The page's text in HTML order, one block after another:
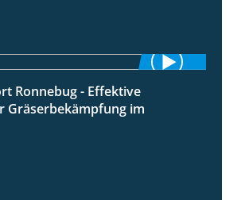
Ronnebug - Effektive
Gräserbekämpfung im